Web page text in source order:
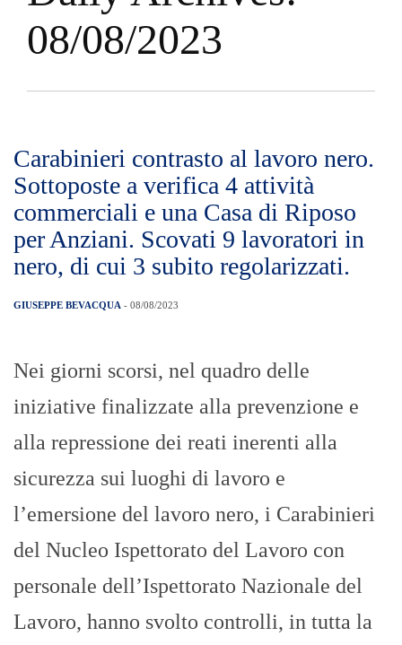
08/08/2023
Carabinieri contrasto al lavoro nero.
Sottoposte a verifica 4 attività
commerciali e una Casa di Riposo
per Anziani. Scovati 9 lavoratori in
nero, di cui 3 subito regolarizzati.
GIUSEPPE BEVACQUA - 08/08/2023
Nei giorni scorsi, nel quadro delle
iniziative finalizzate alla prevenzione e
alla repressione dei reati inerenti alla
sicurezza sui luoghi di lavoro e
l’emersione del lavoro nero, i Carabinieri
del Nucleo Ispettorato del Lavoro con
personale dell’Ispettorato Nazionale del
Lavoro, hanno svolto controlli, in tutta la